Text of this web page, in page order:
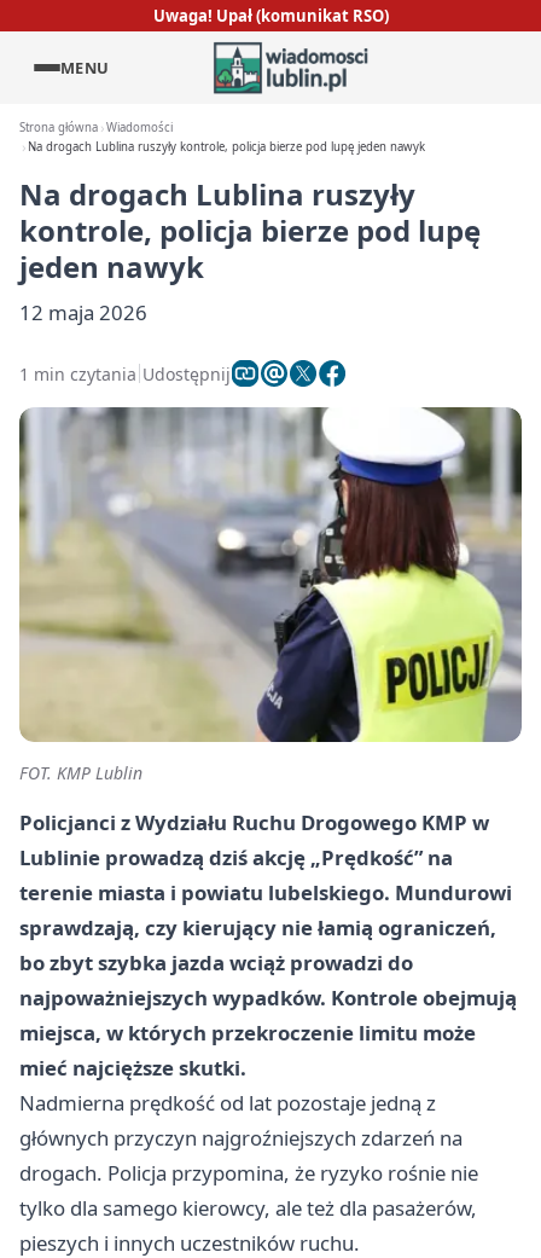
Uwaga! Upał (komunikat RSO)
MENU
Strona główna Wiadomości
Na drogach Lublina ruszyły kontrole, policja bierze pod lupę jeden nawyk
Na drogach Lublina ruszyły
kontrole, policja bierze pod lupę
jeden nawyk
12 maja 2026
1 min czytania Udostępnij
FOT. KMP Lublin
Policjanci z Wydziału Ruchu Drogowego KMP w
Lublinie prowadzą dziś akcję „Prędkość” na
terenie miasta i powiatu lubelskiego. Mundurowi
sprawdzają, czy kierujący nie łamią ograniczeń,
bo zbyt szybka jazda wciąż prowadzi do
najpoważniejszych wypadków. Kontrole obejmują
miejsca, w których przekroczenie limitu może
mieć najcięższe skutki.
Nadmierna prędkość od lat pozostaje jedną z
głównych przyczyn najgroźniejszych zdarzeń na
drogach. Policja przypomina, że ryzyko rośnie nie
tylko dla samego kierowcy, ale też dla pasażerów,
pieszych i innych uczestników ruchu.